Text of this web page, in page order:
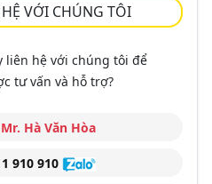
VỚI CHÚNG TÔI
liên hệ với chúng tôi để
tư vấn và hỗ trợ?
Mr. Hà Văn Hòa
910 910